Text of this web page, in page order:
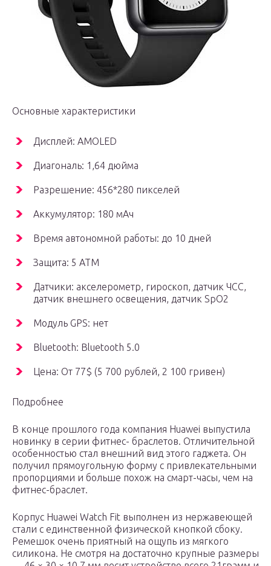
Основные характеристики
Дисплей: AMOLED
Диагональ: 1,64 дюйма
Разрешение: 456*280 пикселей
Аккумулятор: 180 мАч
Время автономной работы: до 10 дней
Защита: 5 АТМ
Датчики: акселерометр, гироскоп, датчик ЧСС,
датчик внешнего освещения, датчик SpO2
Модуль GPS: нет
Bluetooth: Bluetooth 5.0
Цена: От 77$ (5 700 рублей, 2 100 гривен)
Подробнее
В конце прошлого года компания Huawei выпустила
новинку в серии фитнес- браслетов. Отличительной
особенностью стал внешний вид этого гаджета. Он
получил прямоугольную форму с привлекательными
пропорциями и больше похож на смарт-часы, чем на
фитнес-браслет.
Корпус Huawei Watch Fit выполнен из нержавеющей
стали с единственной физической кнопкой сбоку.
Ремешок очень приятный на ощупь из мягкого
силикона. Не смотря на достаточно крупные размеры